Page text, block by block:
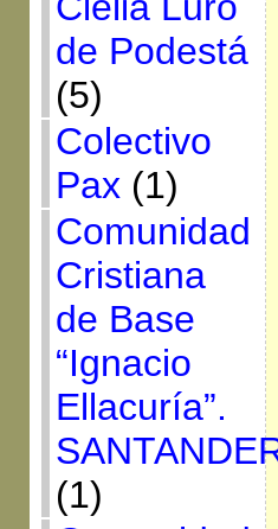
de Podestá
(5)
Colectivo
Pax (1)
Comunidad
Cristiana
de Base
“Ignacio
Ellacuría”.
(1)